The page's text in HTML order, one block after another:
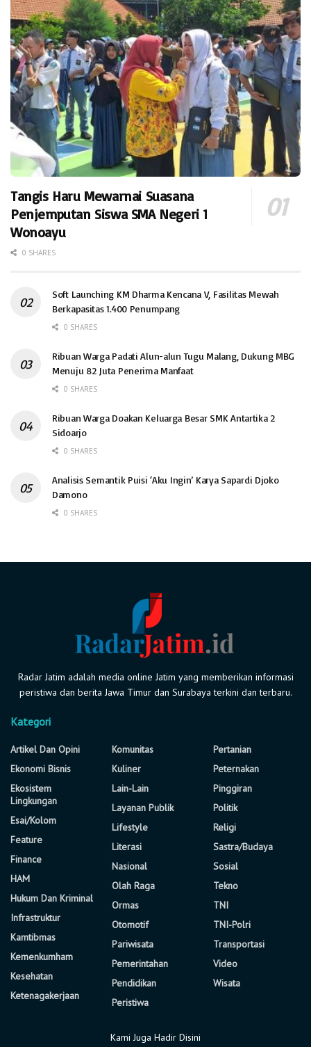
Tangis Haru Mewarnai Suasana
Penjemputan Siswa SMA Negeri 1
Wonoayu
0 SHARES
Soft Launching KM Dharma Kencana V, Fasilitas Mewah
Berkapasitas 1.400 Penumpang
0 SHARES
Ribuan Warga Padati Alun-alun Tugu Malang, Dukung MBG
Menuju 82 Juta Penerima Manfaat
0 SHARES
Ribuan Warga Doakan Keluarga Besar SMK Antartika 2
Sidoarjo
0 SHARES
Analisis Semantik Puisi ‘Aku Ingin’ Karya Sapardi Djoko
Damono
0 SHARES
Radar Jatim adalah media online Jatim yang memberikan informasi
peristiwa dan berita Jawa Timur dan Surabaya terkini dan terbaru.
Kategori
Artikel Dan Opini
Ekonomi Bisnis
Ekosistem
Lingkungan
Esai/Kolom
Feature
Finance
HAM
Hukum Dan Kriminal
Infrastruktur
Kamtibmas
Kemenkumham
Kesehatan
Ketenagakerjaan
Komunitas
Kuliner
Lain-Lain
Layanan Publik
Lifestyle
Literasi
Nasional
Olah Raga
Ormas
Otomotif
Pariwisata
Pemerintahan
Pendidikan
Peristiwa
Pertanian
Peternakan
Pinggiran
Politik
Religi
Sastra/Budaya
Sosial
Tekno
TNI
TNI-Polri
Transportasi
Video
Wisata
Kami Juga Hadir Disini